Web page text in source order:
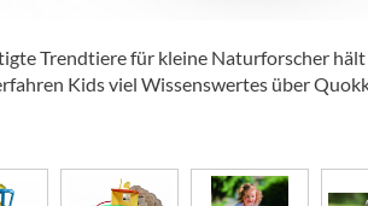
Trendtiere für kleine Naturforscher
Kids viel Wissenswertes über